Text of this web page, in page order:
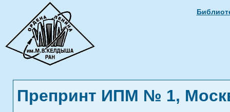
Препринт ИПМ № 1,